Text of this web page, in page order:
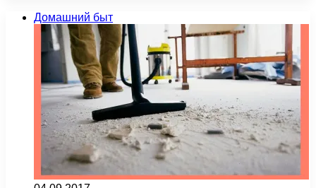
Домашний быт